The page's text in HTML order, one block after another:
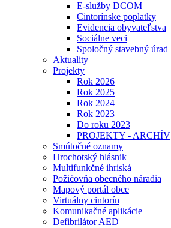
E-služby DCOM
Cintorínske poplatky
Evidencia obyvateľstva
Sociálne veci
Spoločný stavebný úrad
Aktuality
Projekty
Rok 2026
Rok 2025
Rok 2024
Rok 2023
Do roku 2023
PROJEKTY - ARCHÍV
Smútočné oznamy
Hrochotský hlásnik
Multifunkčné ihriská
Požičovňa obecného náradia
Mapový portál obce
Virtuálny cintorín
Komunikačné aplikácie
Defibrilátor AED